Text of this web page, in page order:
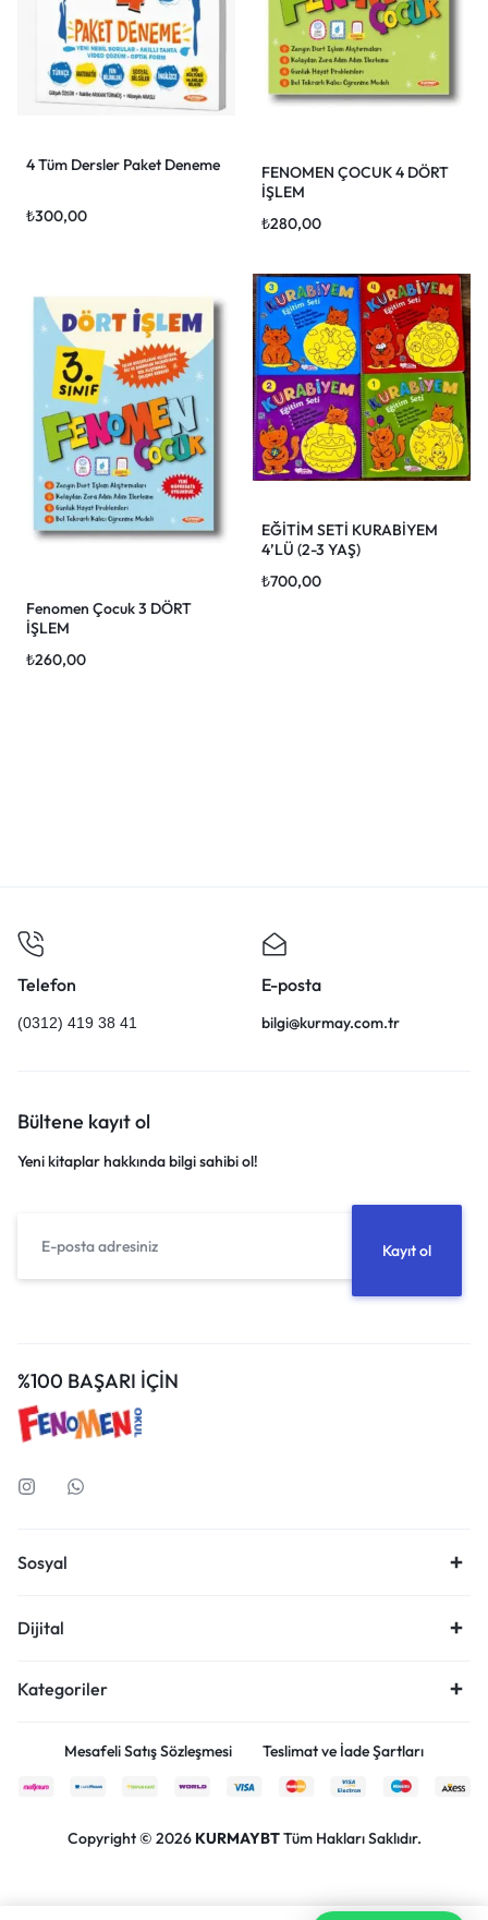
4 Tüm Dersler Paket Deneme
₺300,00
FENOMEN ÇOCUK 4 DÖRT
İŞLEM
₺280,00
Fenomen Çocuk 3 DÖRT
İŞLEM
₺260,00
EĞİTİM SETİ KURABİYEM
4’LÜ (2-3 YAŞ)
₺700,00
Telefon
(0312) 419 38 41
E-posta
bilgi@kurmay.com.tr
Bültene kayıt ol
Yeni kitaplar hakkında bilgi sahibi ol!
%100 BAŞARI İÇİN
Sosyal
Dijital
Kategoriler
Mesafeli Satış Sözleşmesi Teslimat ve İade Şartları
Copyright © 2026 KURMAYBTTüm Hakları Saklıdır.